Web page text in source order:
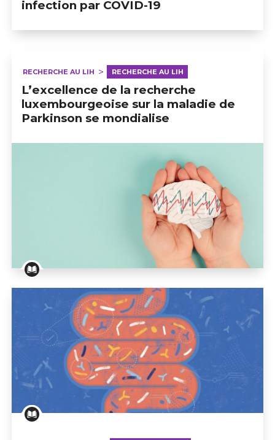
infection par COVID-19
RECHERCHE AU LIH RECHERCHE AU LIH
L’excellence de la recherche
luxembourgeoise sur la maladie de
Parkinson se mondialise
L’excellence de la recherche luxembourgeoise sur